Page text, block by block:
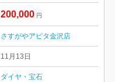
200,000 円
さすがやアピタ金沢店
11月13日
ダイヤ・宝石